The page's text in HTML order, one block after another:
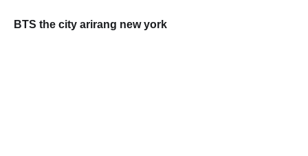
BTS the city arirang new york